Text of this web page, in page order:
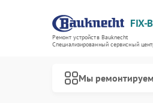
FIX-
Ремонт устройств Bauknecht
Специализированный cервисный
Мы ремонтируем